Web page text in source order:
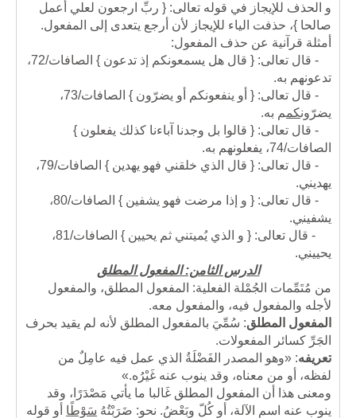
و الحذف للإيجاز في قوله تعالى: { ربِّ ارجعون لعلي أعمل
صالحا }، حذفت الياء للإيجاز لأن أرجع يتعدى إلى المفعول.
أمثلة قرآنية عن حذف المفعول:
- قال تعالى: { قال هل يسمعونكم إذ تدعون } الصافات/72،
تدعونهم به.
- قال تعالى: { أو ينفعونكم أو يضرّون } الصافات/73،
يضرّونكمم به.
- قال تعالى: { قالوا بل وجدنا آباءنا كذلك يفعلون }
الصافات/74،
يفعلونهم به.
- قال تعالى: { قال الذي خلقني فهو يهدين } الصافات/79،
يهديني.
- قال تعالى: { و إذا مرضت فهو يشفين } الصافات/80،
يشفيني.
- قال تعالى: { و الذي يُميتني ثم يحيين } الصافات/81،
يحييني.
الدرس الثامن: المفعول المطلق
من مُتَمِّمات الجُمْلة الفعلية: المفعول المطلق، والمفعول
لأجله والمفعول فيه، والمفعول معه.
المفعول المطلق: سُمِّيَ بالمفعول المطلق لأنه لم يقيد بحرف
الجَرِّ كسائر المفعولات.
تعريفه:
«وهو المصدر الفَضْلَةُ الذي عمل فيه عامِلٌ من
لفظه، أو من معناه، وقد ينوب عنه غَيْرُه.»
ومعنى هذا أن المفعول المطلق غَالبا ما يأتي مَصْدَرًا، وقد
ينوب عنه اسم الآلة، أو كُلّ وبَعْضُ. نحو: ضَرَبْتُهُ سَوْطًا أو قوله